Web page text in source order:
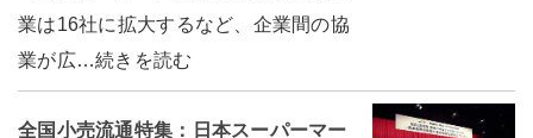
業は16社に拡大するなど、企業間の協
業が広…続きを読む
全国小売流通特集：日本スーパーマー